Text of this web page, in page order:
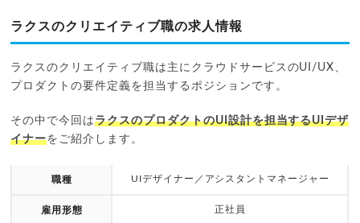
ラクスのクリエイティブ職の求人情報
ラクスのクリエイティブ職は主にクラウドサービスのUI/UX、
プロダクトの要件定義を担当するポジションです。
その中で今回はラクスのプロダクトのUI設計を担当するUIデザ
イナーをご紹介します。
職種 UIデザイナー／アシスタントマネージャー
雇用形態 正社員